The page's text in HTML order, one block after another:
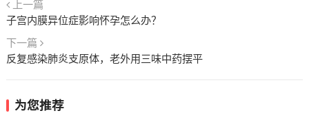
上一篇
子宫内膜异位症影响怀孕怎么办？
下一篇
反复感染肺炎支原体，老外用三味中药摆平
为您推荐